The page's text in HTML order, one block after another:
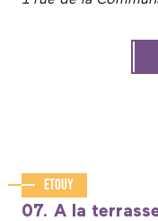
Etouy
07. A la